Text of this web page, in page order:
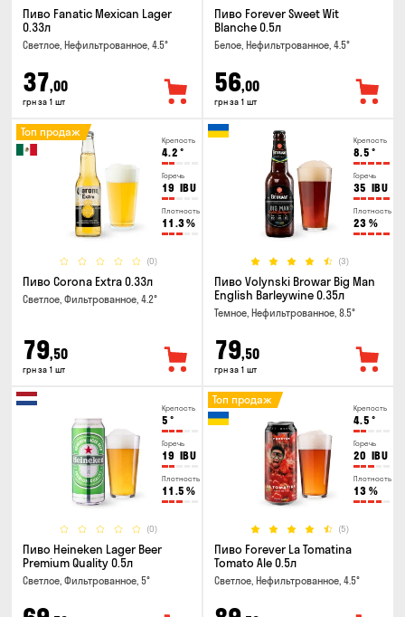
Пиво Fanatic Mexican Lager
0.33л
Светлое, Нефильтрованное, 4.5°
37,00
грн за 1 шт
Пиво Forever Sweet Wit
Blanche 0.5л
Белое, Нефильтрованное, 4.5°
56,00
грн за 1 шт
Крепость
4.2 °
Горечь
19 IBU
Плотность
11.3%
(0)
Топ продаж
Пиво Corona Extra 0.33л
Светлое, Фильтрованное, 4.2°
79,50
грн за 1 шт
Крепость
8.5 °
Горечь
35 IBU
Плотность
23 %
(3)
Пиво Volynski Browar Big Man
English Barleywine 0.35л
Темное, Нефильтрованное, 8.5°
79,50
грн за 1 шт
Крепость
5 °
Горечь
19 IBU
Плотность
11.5 %
(0)
Пиво Heineken Lager Beer
Premium Quality 0.5л
Светлое, Фильтрованное, 5°
Крепость
4.5 °
Горечь
20 IBU
Плотность
13 %
(5)
Топ продаж
Пиво Forever La Tomatina
Tomato Ale 0.5л
Светлое, Нефильтрованное, 4.5°